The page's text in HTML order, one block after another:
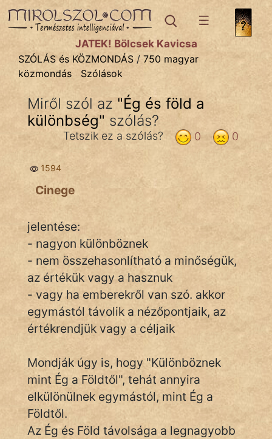
SZÓLÁS ÉS KÖZMONDÁStémák:
Bibliai
Kifejezések
Közmondások
Rímelő
Szóláscsoportok
Szólások
Tréfás
IRODALOM
És
KÖZMONDÁS
PSZICHO
ZENE
JÁTÉK! Bölcsek Kavicsa
SZÓLÁS és KÖZMONDÁS / 750 magyar
közmondás
Szólások
Miről szól az "Ég és föld a
különbség" szólás?
0
0
Tetszik ez a szólás?
1594
Cinege
jelentése:
- nagyon különböznek
- nem összehasonlítható a minőségük,
az értékük vagy a hasznuk
- vagy ha emberekről van szó. akkor
egymástól távolik a nézőpontjaik, az
értékrendjük vagy a céljaik
Mondják úgy is, hogy "Különböznek
mint Ég a Földtől", tehát annyira
elkülönülnek egymástól, mint Ég a
Földtől.
Az Ég és Föld távolsága a legnagyobb